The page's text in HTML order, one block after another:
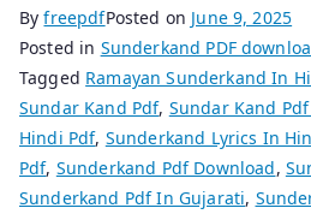
ByfreepdfPosted on June 9, 2025
Posted in Sunderkand PDF
Tagged Ramayan Sunderkand In
Sundar Kand Pdf, Sundar Kand
Hindi Pdf, Sunderkand Lyrics In
Pdf, Sunderkand Pdf Download,
Sunderkand Pdf In Gujarati,